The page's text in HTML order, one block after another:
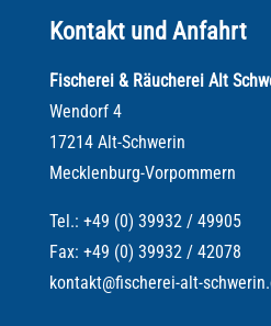
Kontakt und Anfahrt
Fischerei & Räucherei Alt
Wendorf 4
17214 Alt-Schwerin
Mecklenburg-Vorpommern
Tel.: +49 (0) 39932 / 49905
Fax: +49 (0) 39932 / 42078
kontakt@fischerei-alt-